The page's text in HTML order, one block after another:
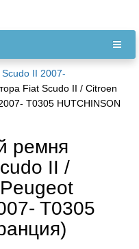
Scudo II 2007-
Fiat Scudo II / Citroen
T0305 HUTCHINSON
ремня
II /
T0305